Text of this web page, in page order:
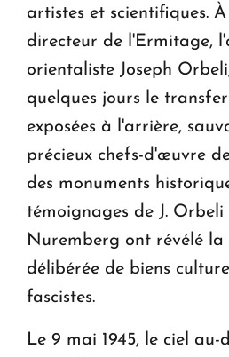
artistes et scientifiques.
directeur de l'Ermitage,
orientaliste Joseph
quelques jours le
exposées à l'arrière,
précieux chefs-d'œuvre
des monuments
témoignages de J.
Nuremberg ont révélé la
délibérée de biens
fascistes.
Le 9 mai 1945, le ciel au-